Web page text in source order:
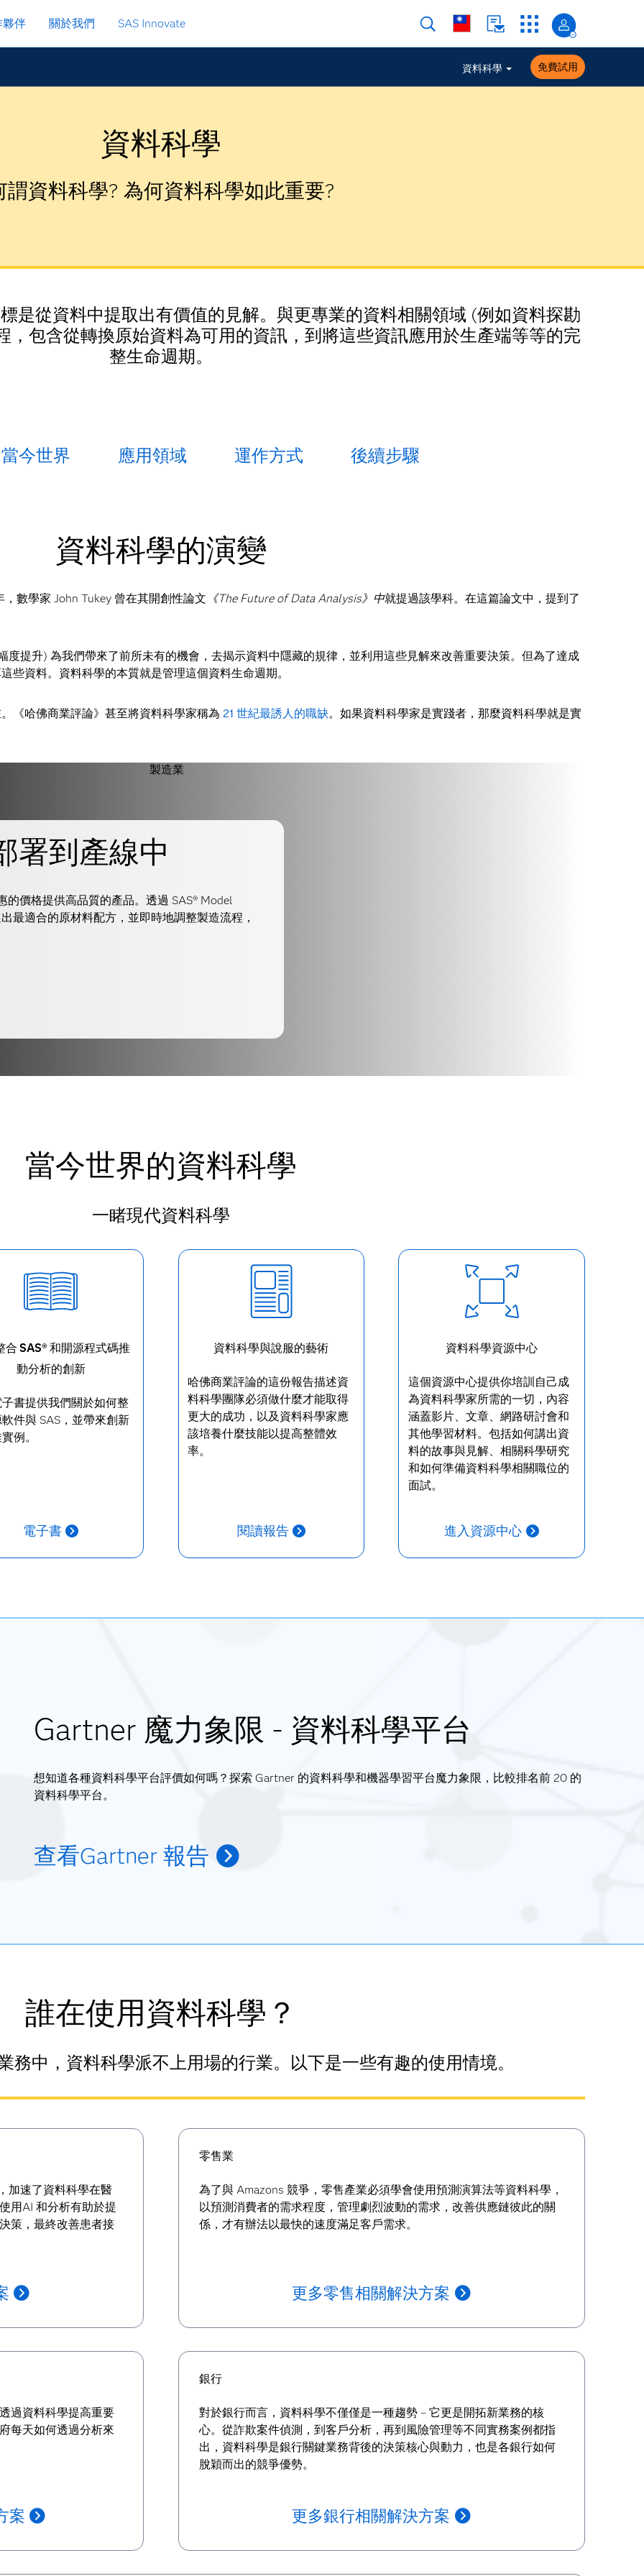
夥伴 關於我們 SAS Innovate
資料科學 免費試用
資料科學
謂資料科學? 為何資料科學如此重要?
是從資料中提取出有價值的見解。與更專業的資料相關領域 (例如資料探勘
，包含從轉換原始資料為可用的資訊，到將這些資訊應用於生產端等等的完
整生命週期。
當今世界 應用領域 運作方式 後續步驟
資料科學的演變
數學家 John Tukey 曾在其開創性論文 《The Future of Data Analysis》中就提過該學科。在這篇論文中，提到了
度提升) 為我們帶來了前所未有的機會，去揭示資料中隱藏的規律，並利用這些見解來改善重要決策。但為了達成
些資料。資料科學的本質就是管理這個資料生命週期。
《哈佛商業評論》甚至將資料科學家稱為 21 世紀最誘人的職缺。如果資料科學家是實踐者，那麼資料科學就是實
署到產線中
價格提供高品質的產品。透過 SAS® Model
最適合的原材料配方，並即時地調整製造流程，
當今世界的資料科學
一睹現代資料科學
合 SAS® 和開源程式碼推
動分析的創新
書提供我們關於如何整
件與 SAS，並帶來創新
例。
電子書
資料科學與說服的藝術
哈佛商業評論的這份報告描述資
料科學團隊必須做什麼才能取得
更大的成功，以及資料科學家應
該培養什麼技能以提高整體效
率。
閱讀報告
資料科學資源中心
這個資源中心提供你培訓自己成
為資料科學家所需的一切，內容
涵蓋影片、文章、網路研討會和
其他學習材料。包括如何講出資
料的故事與見解、相關科學研究
和如何準備資料科學相關職位的
面試。
進入資源中心
Gartner 魔力象限 - 資料科學平台
想知道各種資料科學平台評價如何嗎？探索 Gartner 的資料科學和機器學習平台魔力象限，比較排名前 20 的
資料科學平台。
查看Gartner 報告
誰在使用資料科學？
務中，資料科學派不上用場的行業。以下是一些有趣的使用情境。
加速了資料科學在醫
用AI 和分析有助於提
策，最終改善患者接
零售業
為了與 Amazons 競爭，零售產業必須學會使用預測演算法等資料科學，
以預測消費者的需求程度，管理劇烈波動的需求，改善供應鏈彼此的關
係，才有辦法以最快的速度滿足客戶需求。
更多零售相關解決方案
過資料科學提高重要
每天如何透過分析來
案
銀行
對於銀行而言，資料科學不僅僅是一種趨勢 – 它更是開拓新業務的核
心。從詐欺案件偵測，到客戶分析，再到風險管理等不同實務案例都指
出，資料科學是銀行關鍵業務背後的決策核心與動力，也是各銀行如何
脫穎而出的競爭優勢。
更多銀行相關解決方案